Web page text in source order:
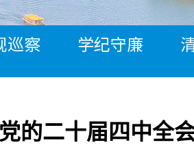
巡察 学纪守廉
的二十届四中全